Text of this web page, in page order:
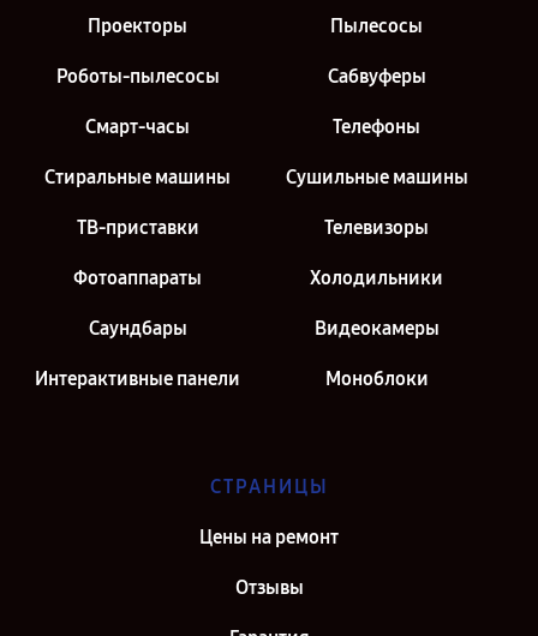
Проекторы Пылесосы
Роботы-пылесосы Сабвуферы
Смарт-часы Телефоны
Стиральные машины Сушильные машины
ТВ-приставки Телевизоры
Фотоаппараты Холодильники
Саундбары Видеокамеры
Интерактивные панели Моноблоки
СТРАНИЦЫ
Цены на ремонт
Отзывы